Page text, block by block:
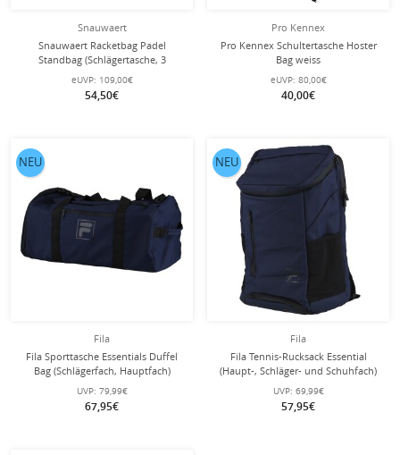
Snauwaert
Snauwaert Racketbag Padel
Standbag (Schlägertasche, 3
Hauptfächer) 2022 schwarz 6er
eUVP: 109,00€
54,50€
Pro Kennex
Pro Kennex Schultertasche Hoster
Bag weiss
eUVP: 80,00€
40,00€
Fila
Fila Sporttasche Essentials Duffel
Bag (Schlägerfach, Hauptfach)
navyblau
UVP: 79,99€
67,95€
NEU
Fila
Fila Tennis-Rucksack Essential
(Haupt-, Schläger- und Schuhfach)
navyblau
UVP: 69,99€
57,95€
NEU